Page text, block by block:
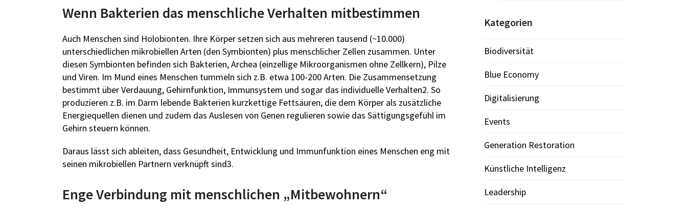
Wenn Bakterien das menschliche Verhalten mitbestimmen
Auch Menschen sind Holobionten. Ihre Körper setzen sich aus mehreren tausend (~10.000)
unterschiedlichen mikrobiellen Arten (den Symbionten) plus menschlicher Zellen zusammen. Unter
diesen Symbionten befinden sich Bakterien, Archea (einzellige Mikroorganismen ohne Zellkern), Pilze
und Viren. Im Mund eines Menschen tummeln sich z.B. etwa 100-200 Arten. Die Zusammensetzung
bestimmt über Verdauung, Gehirnfunktion, Immunsystem und sogar das individuelle Verhalten2. So
produzieren z.B. im Darm lebende Bakterien kurzkettige Fettsäuren, die dem Körper als zusätzliche
Energiequellen dienen und zudem das Auslesen von Genen regulieren sowie das Sättigungsgefühl im
Gehirn steuern können.
Daraus lässt sich ableiten, dass Gesundheit, Entwicklung und Immunfunktion eines Menschen eng mit
seinen mikrobiellen Partnern verknüpft sind3.
Enge Verbindung mit menschlichen „Mitbewohnern“
Kategorien
Biodiversität
Blue Economy
Digitalisierung
Events
Generation Restoration
Künstliche Intelligenz
Leadership